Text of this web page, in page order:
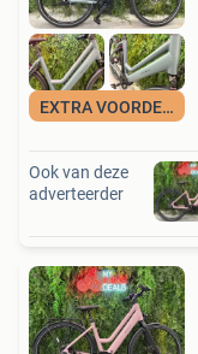
EXTRA VOORDELIG
Ook van deze
adverteerder